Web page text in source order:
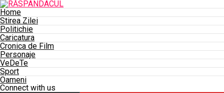
Home
Stirea Zilei
Politichie
Caricatura
Cronica de Film
Personaje
VeDeTe
Sport
Oameni
Connect with us